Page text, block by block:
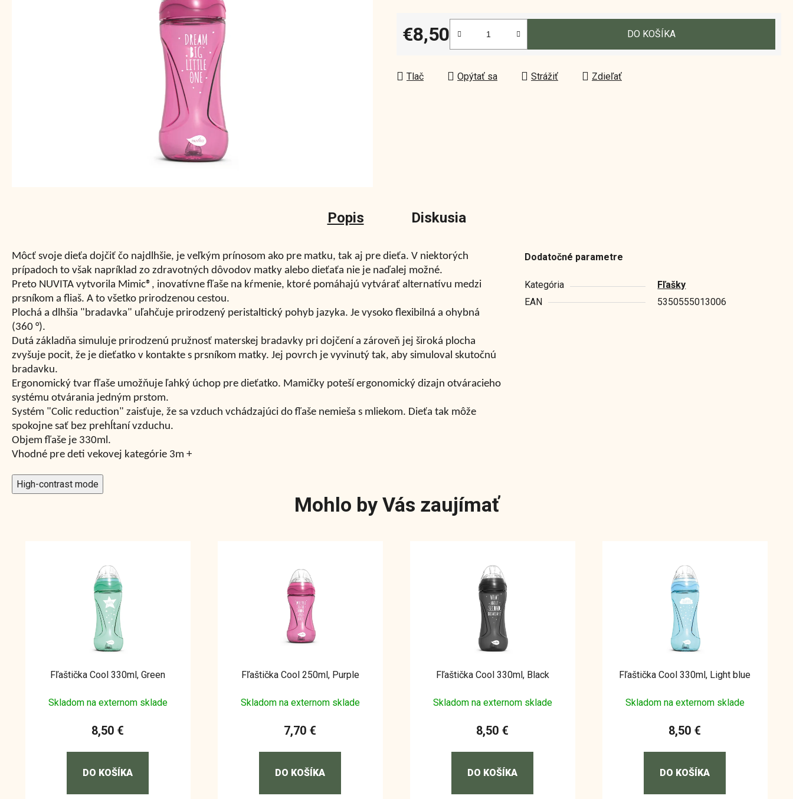
€8,50
Jednotková cena:
DO KOŠÍKA
Tlač Opýtať sa Strážiť Zdieľať
Popis Diskusia
Môcť svoje dieťa dojčiť čo najdlhšie, je veľkým prínosom ako pre matku, tak aj pre dieťa. V niektorých
prípadoch to však napríklad zo zdravotných dôvodov matky alebo dieťaťa nie je naďalej možné.
Preto NUVITA vytvorila Mimic®, inovatívne fľaše na kŕmenie, ktoré pomáhajú vytvárať alternatívu medzi
prsníkom a fliaš. A to všetko prirodzenou cestou.
Plochá a dlhšia "bradavka" uľahčuje prirodzený peristaltický pohyb jazyka. Je vysoko flexibilná a ohybná
(360 °).
Dutá základňa simuluje prirodzenú pružnosť materskej bradavky pri dojčení a zároveň jej široká plocha
zvyšuje pocit, že je dieťatko v kontakte s prsníkom matky. Jej povrch je vyvinutý tak, aby simuloval skutočnú
bradavku.
Ergonomický tvar fľaše umožňuje ľahký úchop pre dieťatko. Mamičky poteší ergonomický dizajn otváracieho
systému otvárania jedným prstom.
Systém "Colic reduction" zaisťuje, že sa vzduch vchádzajúci do fľaše nemieša s mliekom. Dieťa tak môže
spokojne sať bez prehĺtaní vzduchu.
Objem fľaše je 330ml.
Vhodné pre deti vekovej kategórie 3m +
Dodatočné parametre
Kategória
Fľašky
EAN
5350555013006
High-contrast mode
Mohlo by Vás zaujímať
Fľaštička Cool 330ml, Green
Skladom na externom sklade
8,50 €
DO KOŠÍKA
Fľaštička Cool 250ml, Purple
Skladom na externom sklade
7,70 €
DO KOŠÍKA
Fľaštička Cool 330ml, Black
Skladom na externom sklade
8,50 €
DO KOŠÍKA
Fľaštička Cool 330ml, Light blue
Skladom na externom sklade
8,50 €
DO KOŠÍKA